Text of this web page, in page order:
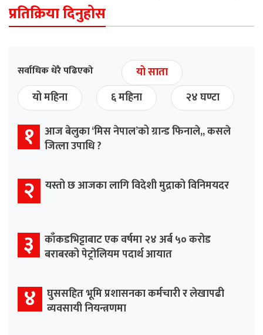
प्रतिक्रिया दिनुहोस
सर्वाधिक धेरै पढिएको
यो साता
यो महिना
६ महिना २४ घण्टा
१ आज बेलुका ‘मिस नेपाल’को ग्रान्ड फिनाले,, कसले
जित्ला उपाधि ?
२ यस्तो छ आजका लागि विदेशी मुद्राको विनिमयदर
३ काँकडभिट्टाबाट एक वर्षमा २४ अर्ब ५० करोड
बराबरको पेट्रोलियम पदार्थ आयात
४ घुससहित भूमि प्रशासनका कर्मचारी र लेखापढी
व्यवसायी नियन्त्रणमा